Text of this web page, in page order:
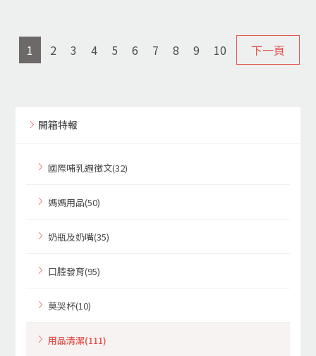
1 2 3 4 5 6 7 8 9 10 下一頁
開箱特報
國際哺乳週徵文(32)
媽媽用品(50)
奶瓶及奶嘴(35)
口腔發育(95)
莫哭杯(10)
用品清潔(111)